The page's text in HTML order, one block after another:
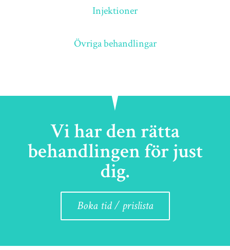
Injektioner
Övriga behandlingar
Vi har den rätta
behandlingen för just
dig.
Boka tid / prislista